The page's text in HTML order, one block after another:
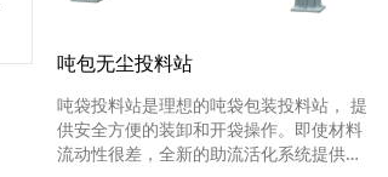
吨包无尘投料站
吨袋投料站是理想的吨袋包装投料站， 提
供安全方便的装卸和开袋操作。即使材料
流动性很差，全新的助流活化系统提供无